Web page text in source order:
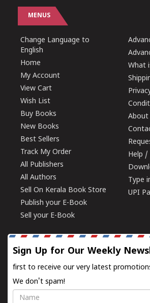
MENUS
Change Language to
English
Home
My Account
View Cart
Wish List
Buy Books
New Books
Best Sellers
Track My Order
All Publishers
All Authors
Sell On Kerala Book Store
Publish your E-Book
Sell your E-Book
What
About
Help /
Type
UPI
Sign Up for Our Weekly
first to receive our very latest
We don't spam!
Name